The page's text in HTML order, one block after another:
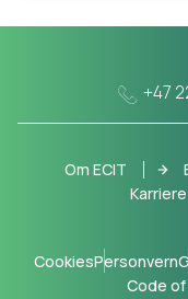
CookiesPersonvern
Code
+47
Om ECIT
Karriere